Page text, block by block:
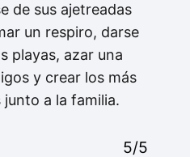
de sus ajetreadas
un respiro, darse
playas, azar una
y crear los más
a la familia.
5/5